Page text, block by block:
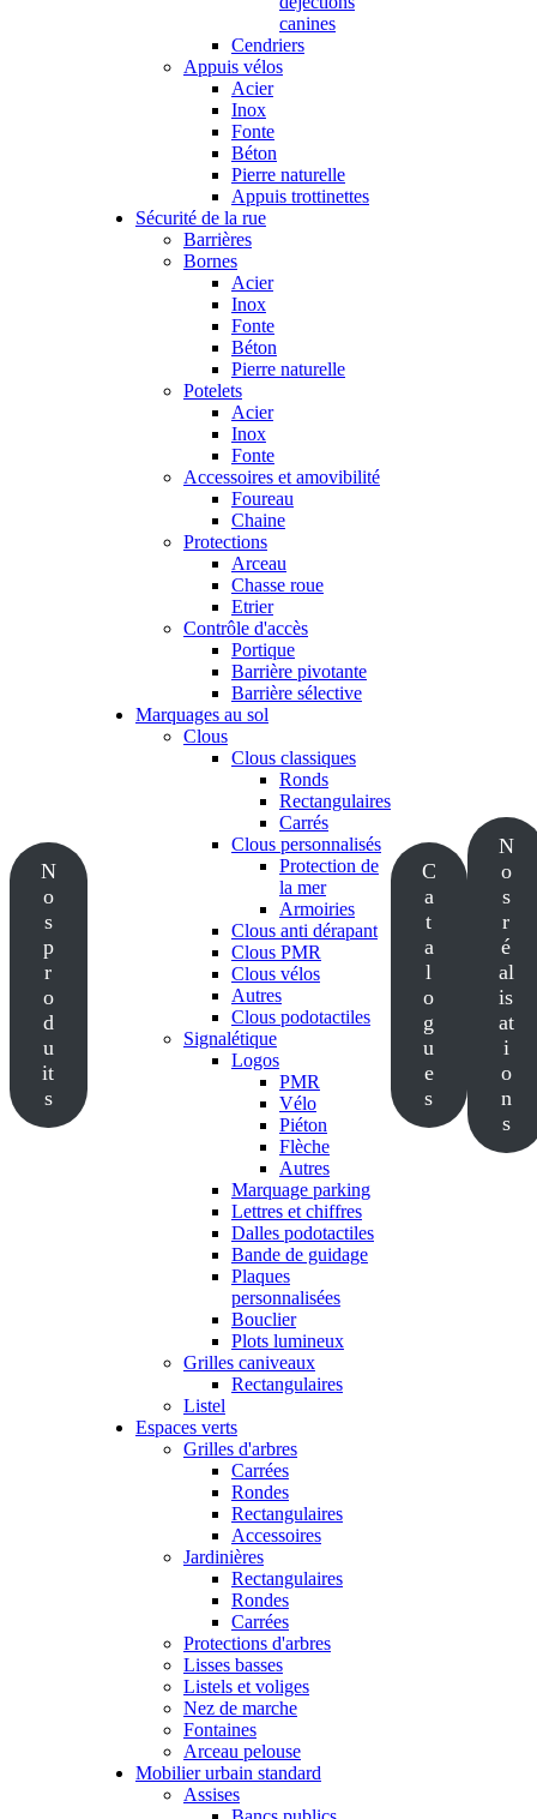
N
o
s
p
r
o
d
u
it
s
canines
Cendriers
Appuis vélos
Acier
Inox
Fonte
Béton
Pierre naturelle
Appuis trottinettes
Sécurité de la rue
Barrières
Bornes
Acier
Inox
Fonte
Béton
Pierre naturelle
Potelets
Acier
Inox
Fonte
Accessoires et amovibilité
Foureau
Chaine
Protections
Arceau
Chasse roue
Etrier
Contrôle d'accès
Portique
Barrière pivotante
Barrière sélective
Marquages au sol
Clous
Clous classiques
Ronds
Rectangulaires
Carrés
Clous personnalisés
Protection de
la mer
Armoiries
Clous anti dérapant
Clous PMR
Clous vélos
Autres
Clous podotactiles
Signalétique
Logos
PMR
Vélo
Piéton
Flèche
Autres
Marquage parking
Lettres et chiffres
Dalles podotactiles
Bande de guidage
Plaques
personnalisées
Bouclier
Plots lumineux
Grilles caniveaux
Rectangulaires
Listel
Espaces verts
Grilles d'arbres
Carrées
Rondes
Rectangulaires
Accessoires
Jardinières
Rectangulaires
Rondes
Carrées
Protections d'arbres
Lisses basses
Listels et voliges
Nez de marche
Fontaines
Arceau pelouse
Mobilier urbain standard
Assises
C
a
t
a
l
o
g
u
e
s
N
o
s
r
é
al
is
at
i
o
n
s